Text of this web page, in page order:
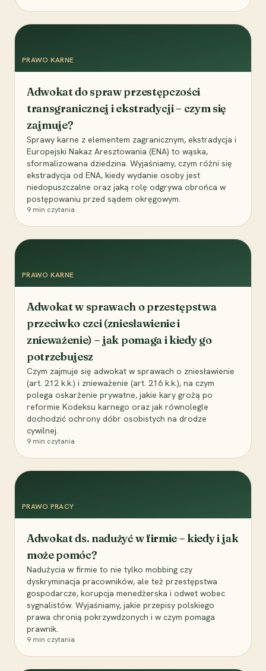
PRAWO KARNE
Adwokat do spraw przestępczości
transgranicznej i ekstradycji – czym się
zajmuje?
Sprawy karne z elementem zagranicznym, ekstradycja i
Europejski Nakaz Aresztowania (ENA) to wąska,
sformalizowana dziedzina. Wyjaśniamy, czym różni się
ekstradycja od ENA, kiedy wydanie osoby jest
niedopuszczalne oraz jaką rolę odgrywa obrońca w
postępowaniu przed sądem okręgowym.
9 min czytania
PRAWO KARNE
Adwokat w sprawach o przestępstwa
przeciwko czci (zniesławienie i
znieważenie) – jak pomaga i kiedy go
potrzebujesz
Czym zajmuje się adwokat w sprawach o zniesławienie
(art. 212 k.k.) i znieważenie (art. 216 k.k.), na czym
polega oskarżenie prywatne, jakie kary grożą po
reformie Kodeksu karnego oraz jak równolegle
dochodzić ochrony dóbr osobistych na drodze
cywilnej.
9 min czytania
PRAWO PRACY
Adwokat ds. nadużyć w firmie – kiedy i jak
może pomóc?
Nadużycia w firmie to nie tylko mobbing czy
dyskryminacja pracowników, ale też przestępstwa
gospodarcze, korupcja menedżerska i odwet wobec
sygnalistów. Wyjaśniamy, jakie przepisy polskiego
prawa chronią pokrzywdzonych i w czym pomaga
prawnik.
9 min czytania